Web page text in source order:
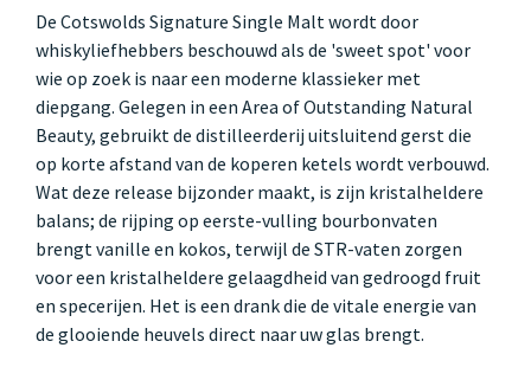
De Cotswolds Signature Single Malt wordt door
whiskyliefhebbers beschouwd als de 'sweet spot' voor
wie op zoek is naar een moderne klassieker met
diepgang. Gelegen in een Area of Outstanding Natural
Beauty, gebruikt de distilleerderij uitsluitend gerst die
op korte afstand van de koperen ketels wordt verbouwd.
Wat deze release bijzonder maakt, is zijn kristalheldere
balans; de rijping op eerste-vulling bourbonvaten
brengt vanille en kokos, terwijl de STR-vaten zorgen
voor een kristalheldere gelaagdheid van gedroogd fruit
en specerijen. Het is een drank die de vitale energie van
de glooiende heuvels direct naar uw glas brengt.